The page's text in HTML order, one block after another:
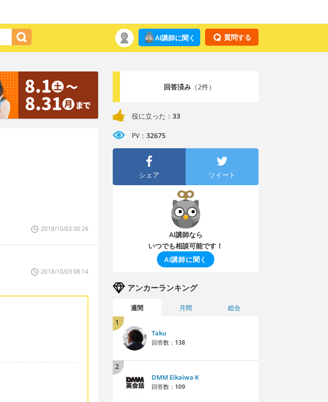
質問する
AI講師に聞く
2018/10/03 00:26
2018/10/03 08:14
回答済み（2件）
役に立った： 33
PV： 32675
シェア ツイート
AI講師なら
いつでも相談可能です！
AI講師に聞く
アンカーランキング
週間 月間 総合
1
Taku
回答数： 138
2
DMM Eikaiwa K
回答数： 109